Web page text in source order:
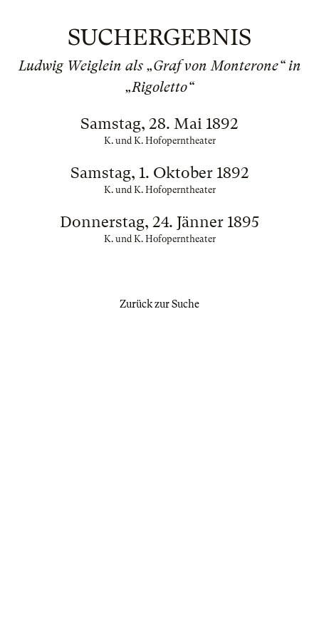
SUCHERGEBNIS
Ludwig Weiglein als „Graf von Monterone“ in
„Rigoletto“
Samstag, 28. Mai 1892
K. und K. Hofoperntheater
Samstag, 1. Oktober 1892
K. und K. Hofoperntheater
Donnerstag, 24. Jänner 1895
K. und K. Hofoperntheater
Zurück zur Suche